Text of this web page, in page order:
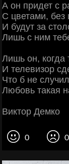
А он придет с
С цветами, без
И будут за
Лишь с ним
Лишь он, когда
И телевизор
Что б не
Любовь такая
Виктор Демко
0 0